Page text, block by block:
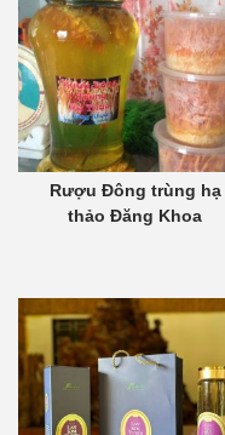
Rượu Đông trùng hạ
thảo Đăng Khoa